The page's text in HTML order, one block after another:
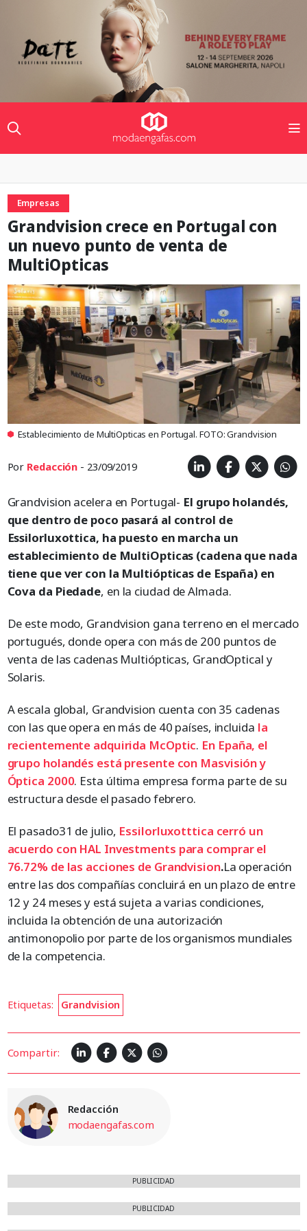
Empresas
Grandvision crece en Portugal con
un nuevo punto de venta de
MultiOpticas
Establecimiento de MultiOpticas en Portugal. FOTO: Grandvision
Por Redacción - 23/09/2019
Grandvision acelera en Portugal- El grupo holandés,
que dentro de poco pasará al control de
Essilorluxottica, ha puesto en marcha un
establecimiento de MultiOpticas (cadena que nada
tiene que ver con la Multiópticas de España) en
Cova da Piedade, en la ciudad de Almada.
De este modo, Grandvision gana terreno en el mercado
portugués, donde opera con más de 200 puntos de
venta de las cadenas Multiópticas, GrandOptical y
Solaris.
A escala global, Grandvision cuenta con 35 cadenas
con las que opera en más de 40 países, incluida la
recientemente adquirida McOptic. En Epaña, el
grupo holandés está presente con Masvisión y
Óptica 2000. Esta última empresa forma parte de su
estructura desde el pasado febrero.
El pasado31 de julio, Essilorluxotttica cerró un
acuerdo con HAL Investments para comprar el
76.72% de las acciones de Grandvision.La operación
entre las dos compañías concluirá en un plazo de entre
12 y 24 meses y está sujeta a varias condiciones,
incluida la obtención de una autorización
antimonopolio por parte de los organismos mundiales
de la competencia.
Etiquetas: Grandvision
Compartir:
Redacción
modaengafas.com
PUBLICIDAD
PUBLICIDAD